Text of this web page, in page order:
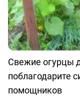
Свежие огурцы
поблагодарите
помощников